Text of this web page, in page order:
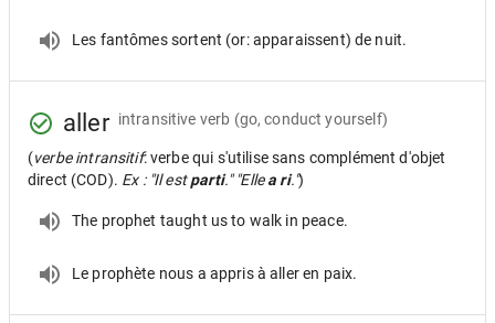
Les fantômes sortent (or: apparaissent) de nuit.
aller intransitive verb (go, conduct yourself)
(verbe intransitif: verbe qui s'utilise sans complément d'objet
direct (COD). Ex : "Il estparti." "Ellea ri.")
The prophet taught us to walk in peace.
Le prophète nous a appris à aller en paix.